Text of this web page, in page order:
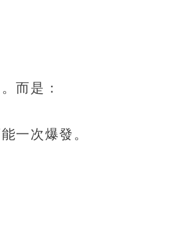
而是：
一次爆發。